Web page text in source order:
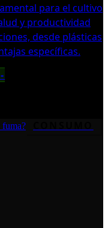
para el cultivo
y productividad
desde plásticas
específicas.